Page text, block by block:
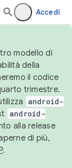
Accedi
modello di
della
il codice
trimestre.
android-
android-
alla release
di più,
.